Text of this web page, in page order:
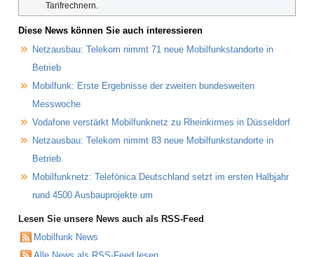
Tarifrechnern.
Diese News können Sie auch interessieren
Netzausbau: Telekom nimmt 71 neue Mobilfunkstandorte in
Betrieb
Mobilfunk: Erste Ergebnisse der zweiten bundesweiten
Messwoche
Vodafone verstärkt Mobilfunknetz zu Rheinkirmes in Düsseldorf
Netzausbau: Telekom nimmt 83 neue Mobilfunkstandorte in
Betrieb
Mobilfunknetz: Telefónica Deutschland setzt im ersten Halbjahr
rund 4500 Ausbauprojekte um
Lesen Sie unsere News auch als RSS-Feed
Mobilfunk News